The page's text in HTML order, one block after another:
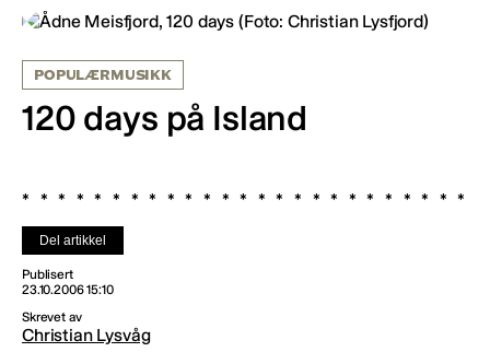
POPULÆRMUSIKK
120 days på Island
Del artikkel
Publisert
23.10.2006 15:10
Skrevet av
Christian Lysvåg